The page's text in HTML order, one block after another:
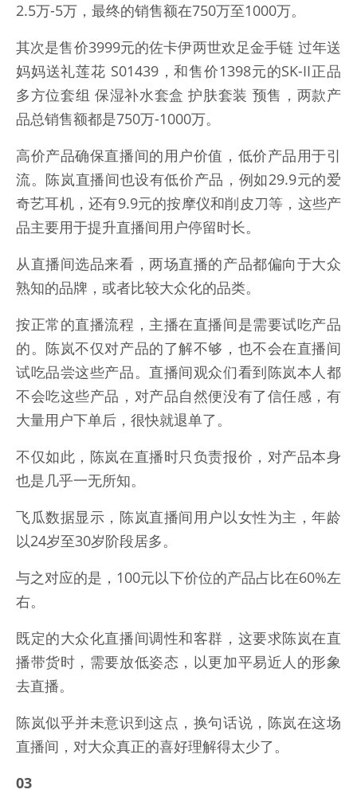
2.5万-5万，最终的销售额在750万至1000万。
其次是售价3999元的佐卡伊两世欢足金手链 过年送
妈妈送礼莲花 S01439，和售价1398元的SK-II正品
多方位套组 保湿补水套盒 护肤套装 预售，两款产
品总销售额都是750万-1000万。
高价产品确保直播间的用户价值，低价产品用于引
流。陈岚直播间也设有低价产品，例如29.9元的爱
奇艺耳机，还有9.9元的按摩仪和削皮刀等，这些产
品主要用于提升直播间用户停留时长。
从直播间选品来看，两场直播的产品都偏向于大众
熟知的品牌，或者比较大众化的品类。
按正常的直播流程，主播在直播间是需要试吃产品
的。陈岚不仅对产品的了解不够，也不会在直播间
试吃品尝这些产品。直播间观众们看到陈岚本人都
不会吃这些产品，对产品自然便没有了信任感，有
大量用户下单后，很快就退单了。
不仅如此，陈岚在直播时只负责报价，对产品本身
也是几乎一无所知。
飞瓜数据显示，陈岚直播间用户以女性为主，年龄
以24岁至30岁阶段居多。
与之对应的是，100元以下价位的产品占比在60%左
右。
既定的大众化直播间调性和客群，这要求陈岚在直
播带货时，需要放低姿态，以更加平易近人的形象
去直播。
陈岚似乎并未意识到这点，换句话说，陈岚在这场
直播间，对大众真正的喜好理解得太少了。
03